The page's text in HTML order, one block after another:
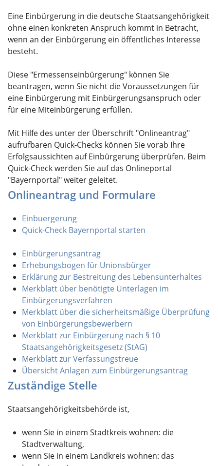
Eine Einbürgerung in die deutsche Staatsangehörigkeit
ohne einen konkreten Anspruch kommt in Betracht,
wenn an der Einbürgerung ein öffentliches Interesse
besteht.
Diese "Ermessenseinbürgerung" können Sie
beantragen, wenn Sie nicht die Voraussetzungen für
eine Einbürgerung mit Einbürgerungsanspruch oder
für eine Miteinbürgerung erfüllen.
Mit Hilfe des unter der Überschrift "Onlineantrag"
aufrufbaren Quick-Checks können Sie vorab Ihre
Erfolgsaussichten auf Einbürgerung überprüfen. Beim
Quick-Check werden Sie auf das Onlineportal
"Bayernportal" weiter geleitet.
Onlineantrag und Formulare
Einbuergerung
Quick-Check Bayernportal starten
Einbürgerungsantrag
Erhebungsbogen für Unionsbürger
Erklärung zur Bestreitung des Lebensunterhaltes
Merkblatt über benötigte Unterlagen im
Einbürgerungsverfahren
Merkblatt über die sicherheitsmäßige Überprüfung
von Einbürgerungsbewerbern
Merkblatt zur Einbürgerung nach § 10
Staatsangehörigkeitsgesetz (StAG)
Merkblatt zur Verfassungstreue
Übersicht Anlagen zum Einbürgerungsantrag
Zuständige Stelle
Staatsangehörigkeitsbehörde ist,
wenn Sie in einem Stadtkreis wohnen: die
Stadtverwaltung,
wenn Sie in einem Landkreis wohnen: das